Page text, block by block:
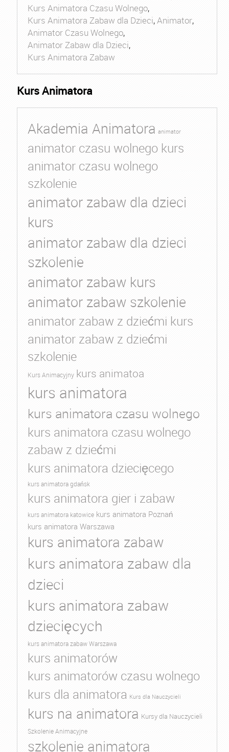
Kurs Animatora Czasu Wolnego,
Kurs Animatora Zabaw dla Dzieci,Animator,
Animator Czasu Wolnego,
Animator Zabaw dla Dzieci,
Kurs Animatora Zabaw
Kurs Animatora
Akademia Animatora animator
animator czasu wolnego kurs
animator czasu wolnego
szkolenie
animator zabaw dla dzieci
kurs
animator zabaw dla dzieci
szkolenie
animator zabaw kurs
animator zabaw szkolenie
animator zabaw z dziećmi kurs
animator zabaw z dziećmi
szkolenie
Kurs Animacyjny kurs animatoa
kurs animatora
kurs animatora czasu wolnego
kurs animatora czasu wolnego
zabaw z dziećmi
kurs animatora dziecięcego
kurs animatora gdańsk
kurs animatora gier i zabaw
kurs animatora katowice kurs animatora Poznań
kurs animatora Warszawa
kurs animatora zabaw
kurs animatora zabaw dla
dzieci
kurs animatora zabaw
dziecięcych
kurs animatora zabaw Warszawa
kurs animatorów
kurs animatorów czasu wolnego
kurs dla animatora Kurs dla Nauczycieli
kurs na animatora Kursy dla Nauczycieli
Szkolenie Animacyjne
szkolenie animatora